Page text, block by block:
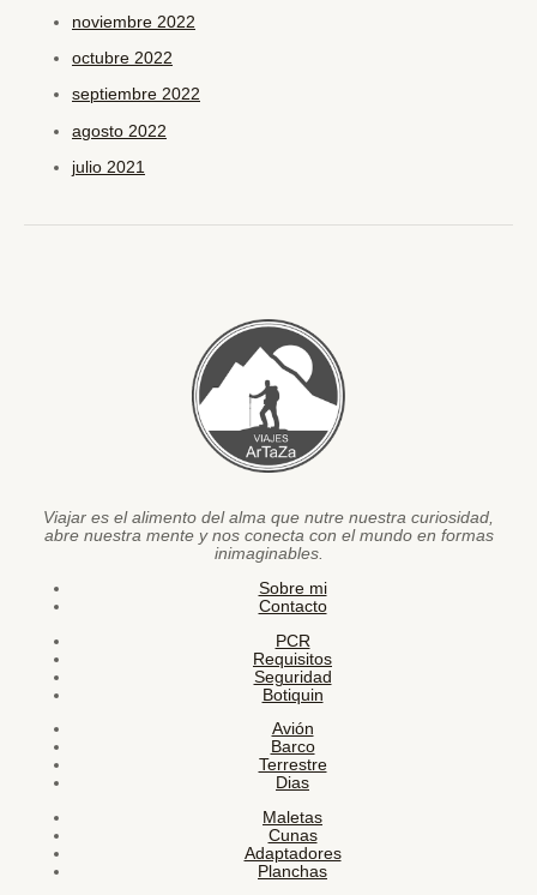
noviembre 2022
octubre 2022
septiembre 2022
agosto 2022
julio 2021
Viajar es el alimento del alma que nutre nuestra curiosidad,
abre nuestra mente y nos conecta con el mundo en formas
inimaginables.
Sobre mi
Contacto
PCR
Requisitos
Seguridad
Botiquin
Avión
Barco
Terrestre
Dias
Maletas
Cunas
Adaptadores
Planchas